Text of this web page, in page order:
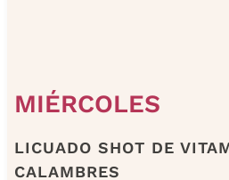
MIÉRCOLES
LICUADO SHOT DE
CALAMBRES